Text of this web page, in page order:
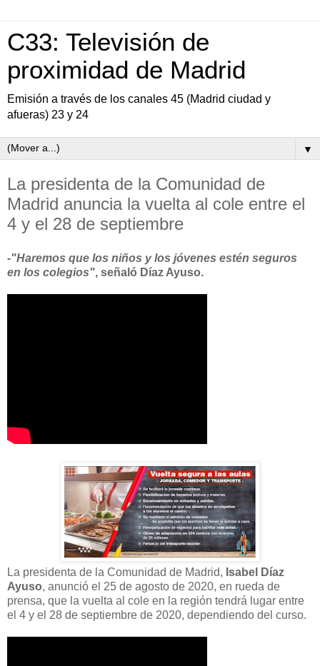
C33: Televisión de
proximidad de Madrid
Emisión a través de los canales 45 (Madrid ciudad y
afueras) 23 y 24
▼
La presidenta de la Comunidad de
Madrid anuncia la vuelta al cole entre el
4 y el 28 de septiembre
-"Haremos que los niños y los jóvenes estén seguros
en los colegios", señaló Díaz Ayuso.
La presidenta de la Comunidad de Madrid, Isabel Díaz
Ayuso, anunció el 25 de agosto de 2020, en rueda de
prensa, que la vuelta al cole en la región tendrá lugar entre
el 4 y el 28 de septiembre de 2020, dependiendo del curso.